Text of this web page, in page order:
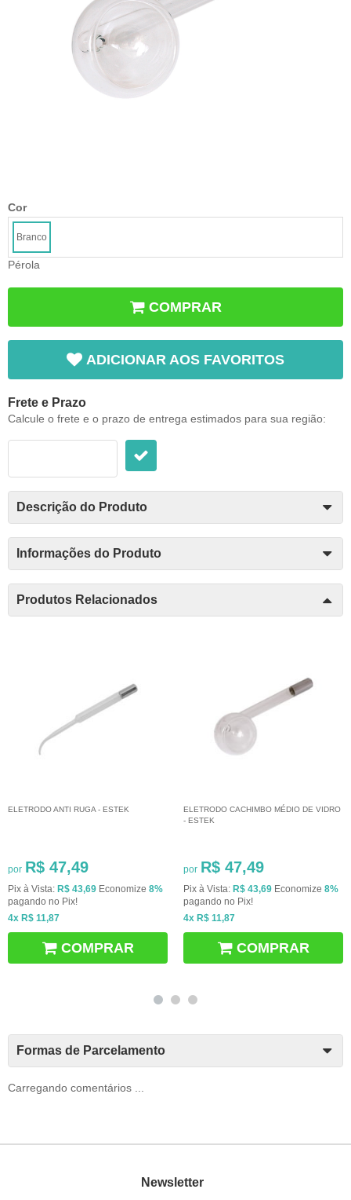
Cor
Branco
Pérola
COMPRAR
ADICIONAR AOS FAVORITOS
Frete e Prazo
Calcule o frete e o prazo de entrega estimados para sua região:
Descrição do Produto
Informações do Produto
Produtos Relacionados
ELETRODO ANTI RUGA - ESTEK
por R$ 47,49
Pix à Vista: R$ 43,69 Economize 8%
pagando no Pix!
4x R$ 11,87
COMPRAR
ELETRODO CACHIMBO MÉDIO DE VIDRO
- ESTEK
por R$ 47,49
Pix à Vista: R$ 43,69 Economize 8%
pagando no Pix!
4x R$ 11,87
COMPRAR
Formas de Parcelamento
Carregando comentários ...
Newsletter